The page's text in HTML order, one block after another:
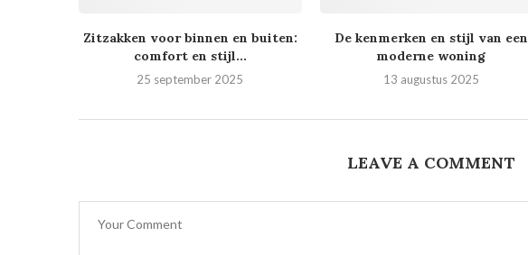
Zitzakken voor binnen en buiten:
comfort en stijl...
25 september 2025
De kenmerken en stijl van een
moderne woning
13 augustus 2025
LEAVE A COMMENT